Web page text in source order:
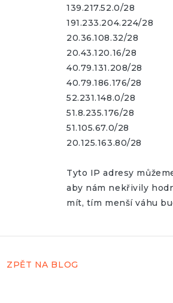
139.217.52.0/28
191.233.204.224/28
20.36.108.32/28
20.43.120.16/28
40.79.131.208/28
40.79.186.176/28
52.231.148.0/28
51.8.235.176/28
51.105.67.0/28
20.125.163.80/28
Tyto IP adresy
aby nám nekřivily
mít, tím menší váhu
ZPĚT NA BLOG